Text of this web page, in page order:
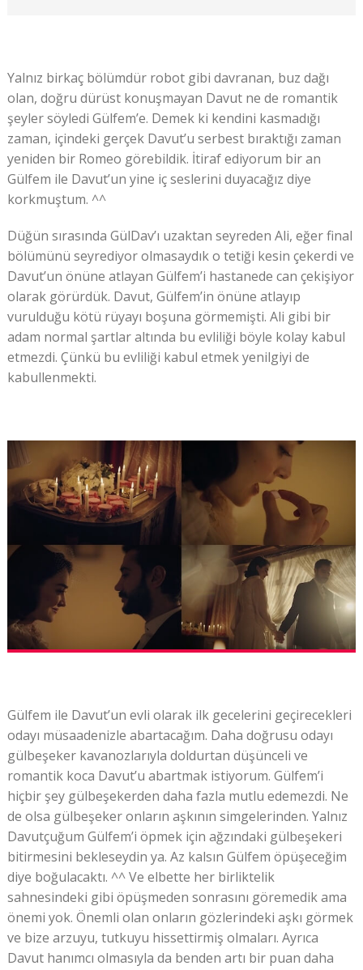
Yalnız birkaç bölümdür robot gibi davranan, buz dağı
olan, doğru dürüst konuşmayan Davut ne de romantik
şeyler söyledi Gülfem’e. Demek ki kendini kasmadığı
zaman, içindeki gerçek Davut’u serbest bıraktığı zaman
yeniden bir Romeo görebildik. İtiraf ediyorum bir an
Gülfem ile Davut’un yine iç seslerini duyacağız diye
korkmuştum. ^^
Düğün sırasında GülDav’ı uzaktan seyreden Ali, eğer final
bölümünü seyrediyor olmasaydık o tetiği kesin çekerdi ve
Davut’un önüne atlayan Gülfem’i hastanede can çekişiyor
olarak görürdük. Davut, Gülfem’in önüne atlayıp
vurulduğu kötü rüyayı boşuna görmemişti. Ali gibi bir
adam normal şartlar altında bu evliliği böyle kolay kabul
etmezdi. Çünkü bu evliliği kabul etmek yenilgiyi de
kabullenmekti.
Gülfem ile Davut’un evli olarak ilk gecelerini geçirecekleri
odayı müsaadenizle abartacağım. Daha doğrusu odayı
gülbeşeker kavanozlarıyla doldurtan düşünceli ve
romantik koca Davut’u abartmak istiyorum. Gülfem’i
hiçbir şey gülbeşekerden daha fazla mutlu edemezdi. Ne
de olsa gülbeşeker onların aşkının simgelerinden. Yalnız
Davutçuğum Gülfem’i öpmek için ağzındaki gülbeşekeri
bitirmesini bekleseydin ya. Az kalsın Gülfem öpüşeceğim
diye boğulacaktı. ^^ Ve elbette her birliktelik
sahnesindeki gibi öpüşmeden sonrasını göremedik ama
önemi yok. Önemli olan onların gözlerindeki aşkı görmek
ve bize arzuyu, tutkuyu hissettirmiş olmaları. Ayrıca
Davut hanımcı olmasıyla da benden artı bir puan daha